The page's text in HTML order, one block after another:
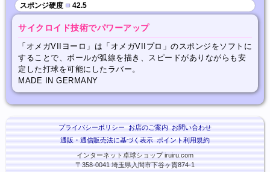
スポンジ硬度 ■ 42.5
サイクロイド技術でパワーアップ
「オメガVIIヨーロ」は「オメガVIIプロ」のスポンジをソフトに
することで、ボールが弧線を描き、スピードがありながらも安
定した打球を可能にしたラバー。
MADE IN GERMANY
プライバシーポリシー お店のご案内 お問い合わせ
通販・通信販売法に基づく表示 ポイント利用規約
インターネット卓球ショップ iruiru.com
〒358-0041 埼玉県入間市下谷ヶ貫874-1